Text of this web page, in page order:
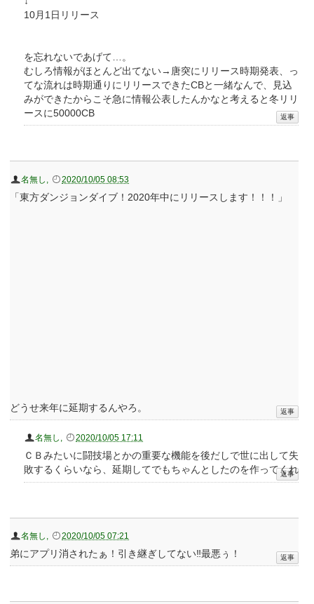
10月1日リリース
を忘れないであげて…。
むしろ情報がほとんど出てない→唐突にリリース時期発表、っ
てな流れは時期通りにリリースできたCBと一緒なんで、見込
みができたからこそ急に情報公表したんかなと考えると冬リリ
ースに50000CB
名無し 2020/10/05 08:53
「東方ダンジョンダイブ！2020年中にリリースします！！！」
どうせ来年に延期するんやろ。
名無し 2020/10/05 17:11
ＣＢみたいに闘技場とかの重要な機能を後だしで世に出して失
敗するくらいなら、延期してでもちゃんとしたのを作ってくれ
名無し 2020/10/05 07:21
弟にアプリ消されたぁ！引き継ぎしてない‼最悪ぅ！